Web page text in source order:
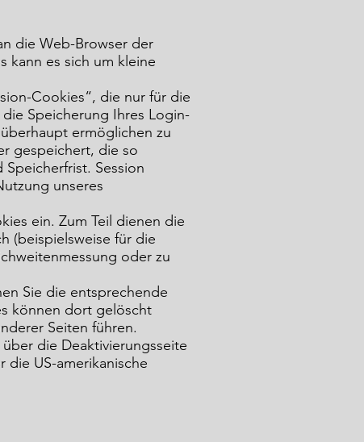
die Web-Browser der
kann es sich um kleine
Cookies“, die nur für die
Speicherung Ihres Login-
ermöglichen zu
gespeichert, die so
Session
unseres
ein. Zum Teil dienen die
(beispielsweise für die
oder zu
Sie die entsprechende
können dort gelöscht
Seiten führen.
die Deaktivierungsseite
US-amerikanische